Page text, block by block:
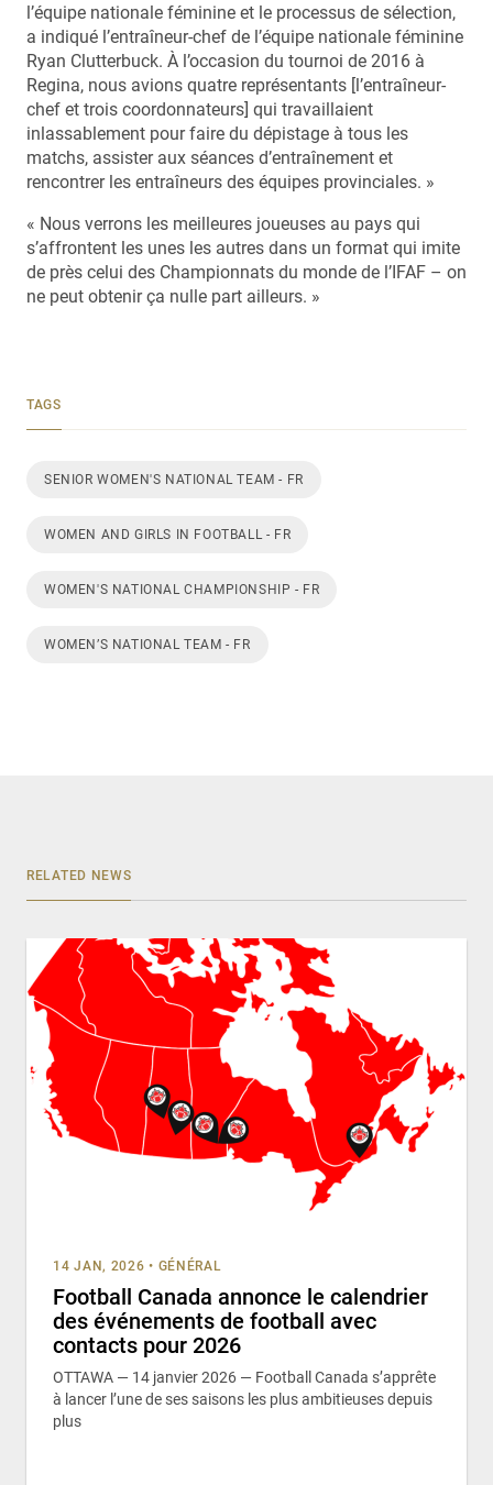
l’équipe nationale féminine et le processus de sélection,
a indiqué l’entraîneur-chef de l’équipe nationale féminine
Ryan Clutterbuck. À l’occasion du tournoi de 2016 à
Regina, nous avions quatre représentants [l’entraîneur-
chef et trois coordonnateurs] qui travaillaient
inlassablement pour faire du dépistage à tous les
matchs, assister aux séances d’entraînement et
rencontrer les entraîneurs des équipes provinciales. »
« Nous verrons les meilleures joueuses au pays qui
s’affrontent les unes les autres dans un format qui imite
de près celui des Championnats du monde de l’IFAF – on
ne peut obtenir ça nulle part ailleurs. »
TAGS
SENIOR WOMEN'S NATIONAL TEAM - FR
WOMEN AND GIRLS IN FOOTBALL - FR
WOMEN'S NATIONAL CHAMPIONSHIP - FR
WOMEN’S NATIONAL TEAM - FR
RELATED NEWS
14 JAN, 2026 • GÉNÉRAL
Football Canada annonce le calendrier
des événements de football avec
contacts pour 2026
OTTAWA — 14 janvier 2026 — Football Canada s’apprête
à lancer l’une de ses saisons les plus ambitieuses depuis
plus